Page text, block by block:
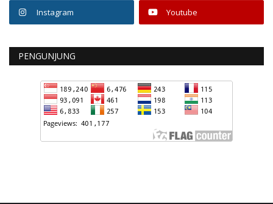
Instagram Youtube
PENGUNJUNG